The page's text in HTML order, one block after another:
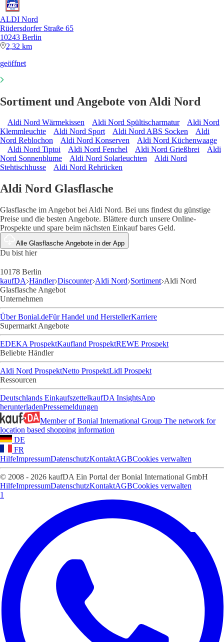
ALDI Nord
Rüdersdorfer Straße 65
10243 Berlin
2,32 km
geöffnet
Sortiment und Angebote von Aldi Nord
Aldi Nord Wärmekissen Aldi Nord Spültischarmatur
Aldi Nord
Klemmleuchte
Aldi Nord Sport Aldi Nord ABS Socken
Aldi
Nord Reblochon
Aldi Nord Konserven
Aldi Nord Küchenwaage
Aldi Nord Tiptoi
Aldi Nord Fenchel Aldi Nord Grießbrei
Aldi
Nord Sonnenblume
Aldi Nord Solarleuchten
Aldi Nord
Stehtischhusse
Aldi Nord Rehrücken
Aldi Nord Glasflasche
Glasflasche im Angebot bei Aldi Nord. Bei uns findest du günstige
Preise und die besten Angebote. Blättere durch unsere Online-
Prospekte und spare beim nächsten Einkauf bares Geld.
Alle Glasflasche Angebote in der App
Du bist hier
10178 Berlin
kaufDA Händler Discounter Aldi Nord Sortiment Aldi Nord
Glasflasche Angebot
Unternehmen
Über Bonial.deFür Handel und HerstellerKarriere
Supermarkt Angebote
EDEKA ProspektKaufland ProspektREWE Prospekt
Beliebte Händler
Aldi Nord ProspektNetto ProspektLidl Prospekt
Ressourcen
Deutschlands EinkaufszettelkaufDA InsightsApp
herunterladenPressemeldungen
Member of Bonial International Group The network for
location based shopping information
DE
FR
HilfeImpressumDatenschutzKontaktAGBCookies verwalten
© 2008 - 2026 kaufDA Ein Portal der Bonial International GmbH
HilfeImpressumDatenschutzKontaktAGBCookies verwalten
1